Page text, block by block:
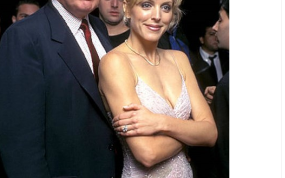
TS. Nguyễn Đức Độ - Phó Viện trưởng
Viện Kinh tế Tài chính
"Có rất nhiều việc phải làm
ngay từ bây giờ và trên thực tế
đang được tiến hành như tăng
đầu tư cho khoa học công
nghệ; ban hành các cơ chế
khuyến khích đổi mới sáng tạo,
Việc sử dụng hiệu quả chính
sách tài khóa không chỉ mang ý
nghĩa hỗ trợ ngắn hạn mà còn
đóng vai trò tạo nền tảng cho
tăng trưởng bền vững dài hạn.